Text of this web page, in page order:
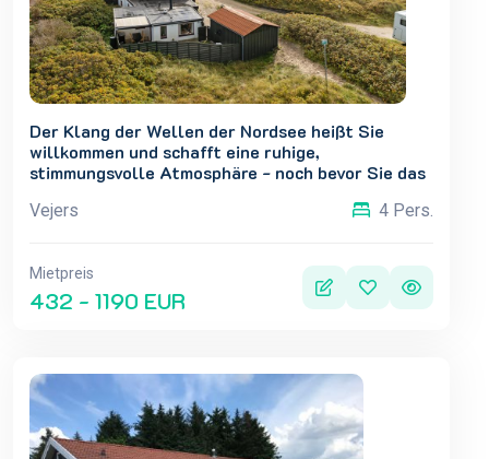
Der Klang der Wellen der Nordsee heißt Sie
willkommen und schafft eine ruhige,
stimmungsvolle Atmosphäre - noch bevor Sie das
einem idyllischen Rückzugsort an der Nordsee.
Vejers 4 Pers.
Mietpreis
432 - 1190 EUR